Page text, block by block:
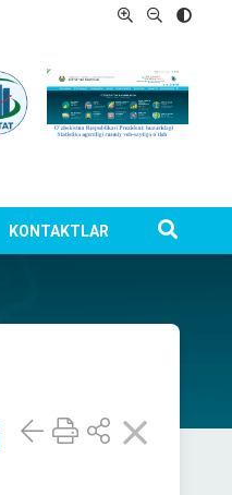
KONTAKTLAR